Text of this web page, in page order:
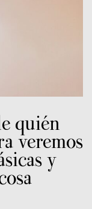
quién
veremos
y